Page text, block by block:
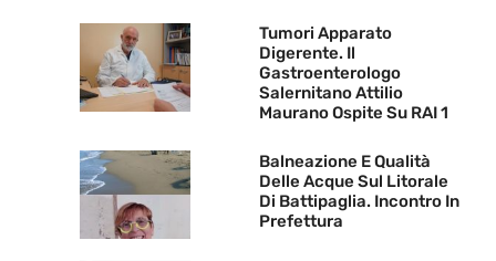
Tumori Apparato
Digerente. Il
Gastroenterologo
Salernitano Attilio
Maurano Ospite Su RAI 1
Balneazione E Qualità
Delle Acque Sul Litorale
Di Battipaglia. Incontro In
Prefettura